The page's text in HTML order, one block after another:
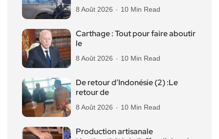
8 Août 2026 10 Min Read
Carthage : Tout pour faire aboutir
le
8 Août 2026 10 Min Read
De retour d’Indonésie (2) :Le
retour de
8 Août 2026 10 Min Read
Production artisanale